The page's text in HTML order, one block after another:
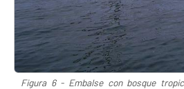
Figura 6 - Embalse con bosque